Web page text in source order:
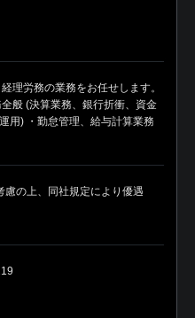
理労務の業務をお任せします。
全般 (決算業務、銀行折衝、資金
用) ・勤怠管理、給与計算業務
慮の上、同社規定により優遇